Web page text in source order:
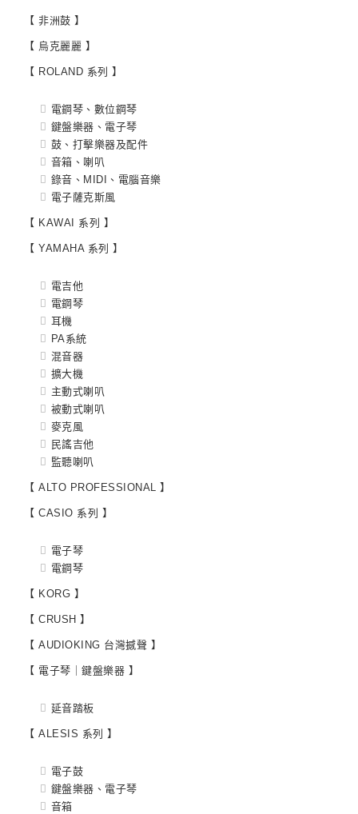
【 非洲鼓 】
【 烏克麗麗 】
【 ROLAND 系列 】
電鋼琴、數位鋼琴
鍵盤樂器、電子琴
鼓、打擊樂器及配件
音箱、喇叭
錄音、MIDI、電腦音樂
電子薩克斯風
【 KAWAI 系列 】
【 YAMAHA 系列 】
電吉他
電鋼琴
耳機
PA系統
混音器
擴大機
主動式喇叭
被動式喇叭
麥克風
民謠吉他
監聽喇叭
【 ALTO PROFESSIONAL 】
【 CASIO 系列 】
電子琴
電鋼琴
【 KORG 】
【 CRUSH 】
【 AUDIOKING 台灣撼聲 】
【 電子琴｜鍵盤樂器 】
延音踏板
【 ALESIS 系列 】
電子鼓
鍵盤樂器、電子琴
音箱